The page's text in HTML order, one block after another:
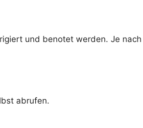
und benotet werden. Je
abrufen.